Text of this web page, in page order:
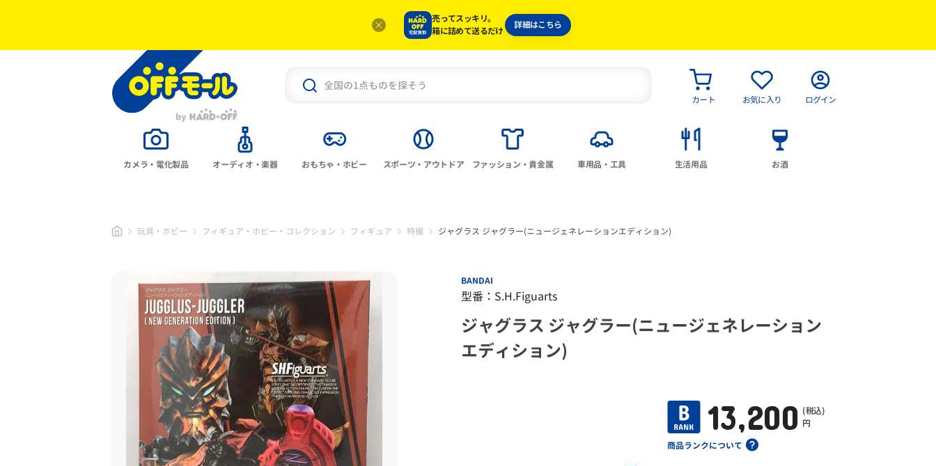
売ってスッキリ。
箱に詰めて送るだけ
詳細はこちら
カート お気に入り ログイン
カメラ・電化製品 オーディオ・楽器 おもちゃ・ホビー スポーツ・アウトドア ファッション・貴金属 車用品・工具 生活用品 お酒
玩具・ホビー フィギュア・ホビー・コレクション フィギュア 特撮 ジャグラス ジャグラー(ニュージェネレーションエディション)
BANDAI
型番：S.H.Figuarts
ジャグラス ジャグラー(ニュージェネレーション
エディション)
商品ランクについて
13,200 (税込)
円